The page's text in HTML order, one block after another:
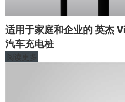
适用于家庭和企业的 英杰
汽车充电桩
阅读更多